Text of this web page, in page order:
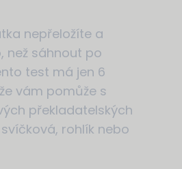
nepřeložíte a
než sáhnout po
test má jen 6
vám pomůže s
překladatelských
rohlík nebo